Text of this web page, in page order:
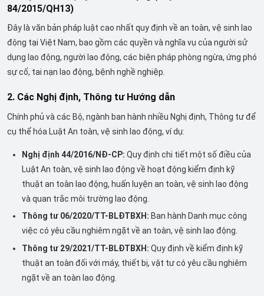
84/2015/QH13)
Đây là văn bản pháp luật cao nhất quy định về an toàn, vệ sinh lao
động tại Việt Nam, bao gồm các quyền và nghĩa vụ của người sử
dụng lao động, người lao động, các biện pháp phòng ngừa, ứng phó
sự cố, tai nạn lao động, bệnh nghề nghiệp.
2. Các Nghị định, Thông tư Hướng dẫn
Chính phủ và các Bộ, ngành ban hành nhiều Nghị định, Thông tư để
cụ thể hóa Luật An toàn, vệ sinh lao động, ví dụ:
Nghị định 44/2016/NĐ-CP: Quy định chi tiết một số điều của
Luật An toàn, vệ sinh lao động về hoạt động kiểm định kỹ
thuật an toàn lao động, huấn luyện an toàn, vệ sinh lao động
và quan trắc môi trường lao động.
Thông tư 06/2020/TT-BLĐTBXH: Ban hành Danh mục công
việc có yêu cầu nghiêm ngặt về an toàn, vệ sinh lao động.
Thông tư 29/2021/TT-BLĐTBXH: Quy định về kiểm định kỹ
thuật an toàn đối với máy, thiết bị, vật tư có yêu cầu nghiêm
ngặt về an toàn lao động.